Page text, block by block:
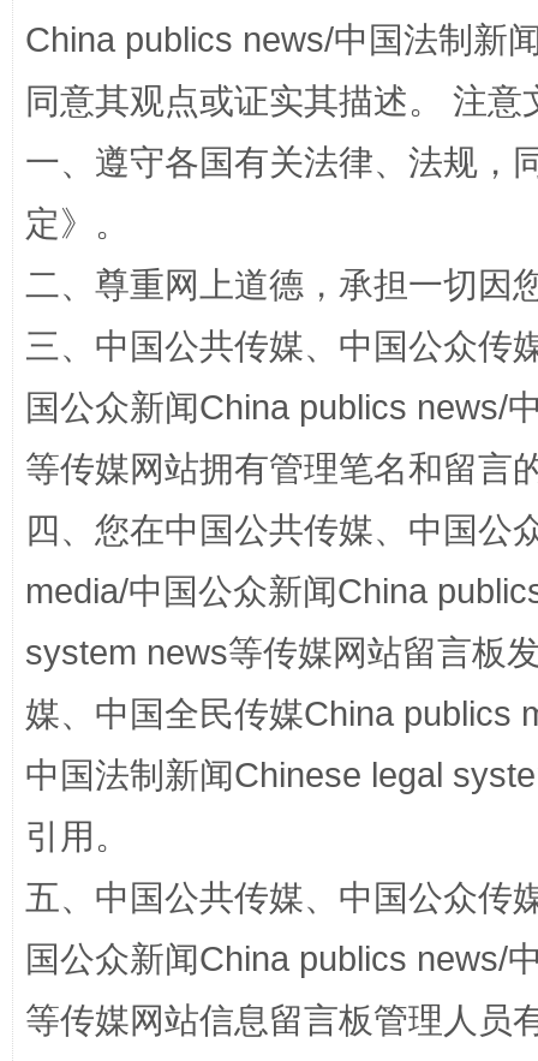
国家大学科技园优化重塑工作
扯下公款旅游的“隐身衣” 如何以
China publics news/中国法制新
同意其观点或证实其描述。 注
一、遵守各国有关法律、法规，
定》。
二、尊重网上道德，承担一切因
三、中国公共传媒、中国公众传
国公众新闻China publics news/
等传媒网站拥有管理笔名和留言
四、您在中国公共传媒、中国公
media/中国公众新闻China
system news等传媒网站留言板
媒、中国全民传媒China publics
中国法制新闻Chinese legal
引用。
五、中国公共传媒、中国公众传
国公众新闻China publics news/
等传媒网站信息留言板管理人员